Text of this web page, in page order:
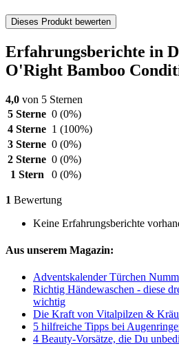
Dieses Produkt bewerten
Erfahrungsberichte in
O'Right Bamboo
4,0 von 5 Sternen
5 Sterne 0 (0%)
4 Sterne 1 (100%)
3 Sterne 0 (0%)
2 Sterne 0 (0%)
1 Stern
0 (0%)
1 Bewertung
Keine Erfahrungsberichte
Aus unserem Magazin:
Adventskalender Türchen
Richtig Händewaschen - diese
wichtig
Die Kraft von Vitalpilzen &
5 hilfreiche Tipps bei
4 Beauty-Vorsätze, die Du